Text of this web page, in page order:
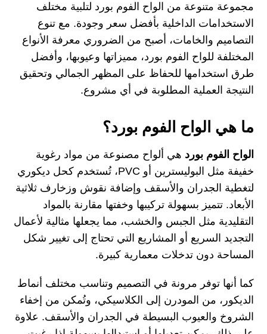
مجموعة متنوعة من الواح الفوم بورد لتلبية مختلف
الاستخدامات الداخلية بأفضل سعر وجودة. مع تنوع
التصاميم والخامات، أصبح من الضروري معرفة الأنواع
المختلفة للواح الفوم بورد، مميزاتها وعيوبها، وأفضل
طرق استخدامها للحفاظ على المظهر الجمالي وتحقيق
النتيجة العملية المطلوبة في أي مشروع.
ما هي الواح الفوم بورد؟
الواح الفوم بورد هي ألواح مصنوعة من مواد رغوية
خفيفة مثل البوليسترين أو PVC، تُستخدم كحل ديكوري
لتغطية الجدران والأسقف وإضافة نقوش وزخارف ثلاثية
الأبعاد. تتميز بسهولة تركيبها وخفتها مقارنة بالمواد
التقليدية مثل الجبس والخشب، مما يجعلها مثالية لأعمال
التجديد السريع أو المشاريع التي تحتاج إلى تغيير شكل
المساحة دون تدخلات معمارية كبيرة.
كما أنها توفر مرونة في التصميم وتناسب مختلف أنماط
الديكور، من المودرن إلى الكلاسيكي، وتُمكن من إخفاء
الشروخ والعيوب البسيطة في الجدران والأسقف. علاوة